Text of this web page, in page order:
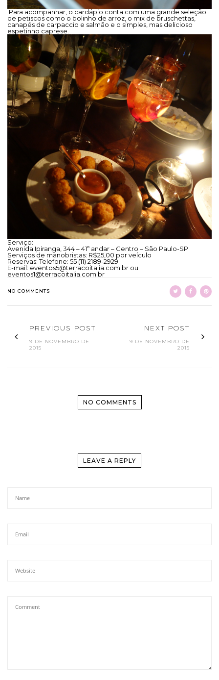
Para acompanhar, o cardápio conta com uma grande seleção
de petiscos como o bolinho de arroz, o mix de bruschettas,
canapés de carpaccio e salmão e o simples, mas delicioso
espetinho caprese.
Serviço:
Avenida Ipiranga, 344 – 41º andar – Centro – São Paulo-SP
Serviços de manobristas: R$25,00 por veículo
Reservas: Telefone: 55 (11) 2189-2929
E-mail: eventos5@terracoitalia.com.br ou
eventos1@terracoitalia.com.br
NO COMMENTS
PREVIOUS POST
9 DE NOVEMBRO DE
2015
NEXT POST
9 DE NOVEMBRO DE
2015
NO COMMENTS
LEAVE A REPLY